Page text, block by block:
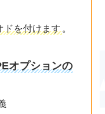
ドを付けます 。
オプションの